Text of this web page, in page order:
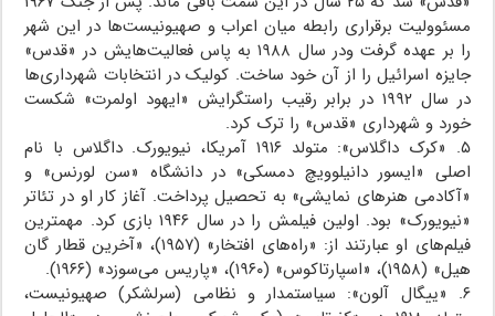
مسئوولیت برقراری رابطه میان اعراب و صهیونیست‌ها در این شهر
را بر عهده گرفت ودر سال ۱۹۸۸ به پاس فعالیت‌هایش در «قدس»
جایزه اسرائیل را از آن خود ساخت. کولیک در انتخابات شهرداری‌ها
در سال ۱۹۹۲ در برابر رقیب راستگرایش «ایهود اولمرت» شکست
خورد و شهرداری «قدس» را ترک کرد.
۵. «کرک داگلاس»: متولد ۱۹۱۶ آمریکا، نیویورک. داگلاس با نام
اصلی «ایسور دانیلوویچ دمسکی» در دانشگاه «سن لورنس» و
«آکادمی هنرهای نمایشی» به تحصیل پرداخت. آغاز کار او در تئاتر
«نیویورک» بود. اولین فیلمش را در سال ۱۹۴۶ بازی کرد. مهمترین
فیلم‌های او عبارتند از: «راه‌های افتخار» (۱۹۵۷)، «آخرین قطار گان
هیل» (۱۹۵۸)، «اسپارتاکوس» (۱۹۶۰)، «پاریس می‌سوزد» (۱۹۶۶).
۶. «ییگال آلون»: سیاستمدار و نظامی (سرلشکر) صهیونیست،